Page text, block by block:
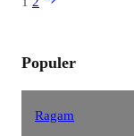
Populer
Ragam